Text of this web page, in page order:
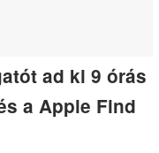
ad ki 9 órás
a Apple Find